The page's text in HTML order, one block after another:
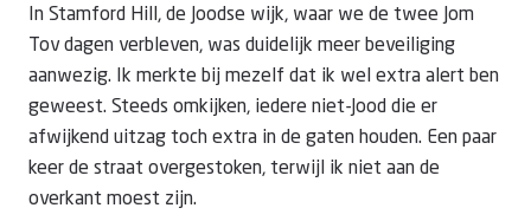
In Stamford Hill, de Joodse wijk, waar we de twee Jom
Tov dagen verbleven, was duidelijk meer beveiliging
aanwezig. Ik merkte bij mezelf dat ik wel extra alert ben
geweest. Steeds omkijken, iedere niet-Jood die er
afwijkend uitzag toch extra in de gaten houden. Een paar
keer de straat overgestoken, terwijl ik niet aan de
overkant moest zijn.